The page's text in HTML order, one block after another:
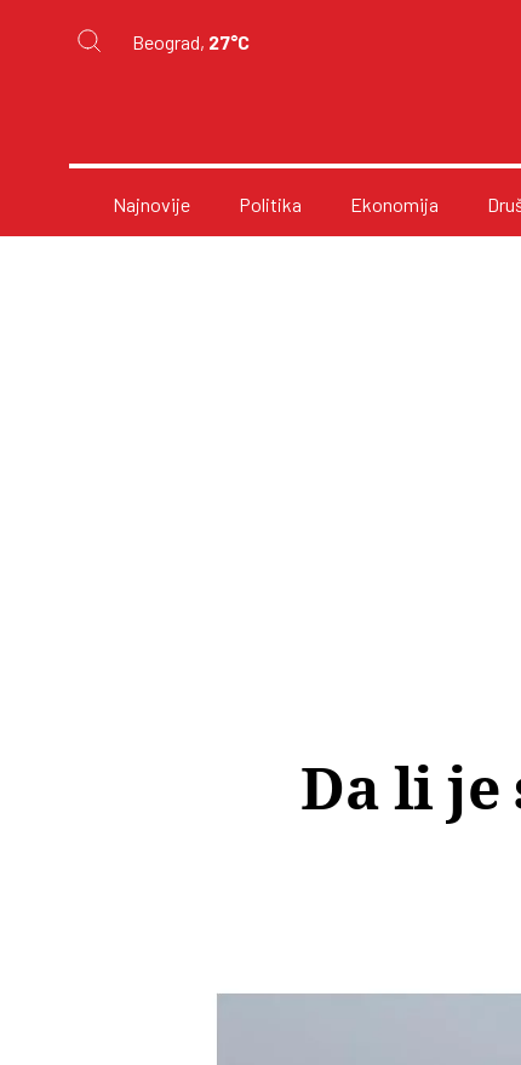
Beograd, 27°C
Najnovije Politika Ekonomija
Da li je